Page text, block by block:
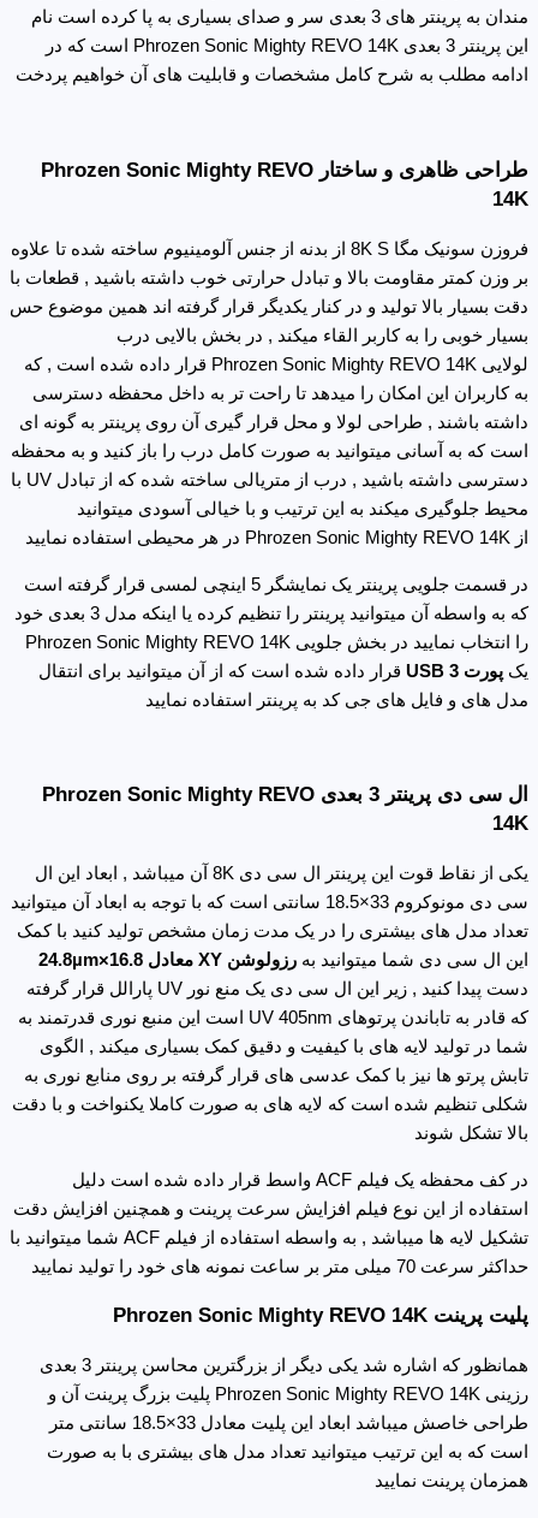
مندان به پرینتر های 3 بعدی سر و صدای بسیاری به پا کرده است نام
این پرینتر 3 بعدی Phrozen Sonic Mighty REVO 14K است که در
ادامه مطلب به شرح کامل مشخصات و قابلیت های آن خواهیم پردخت
طراحی ظاهری و ساختار Phrozen Sonic Mighty REVO
14K
فروزن سونیک مگا 8K S از بدنه از جنس آلومینیوم ساخته شده تا علاوه
بر وزن کمتر مقاومت بالا و تبادل حرارتی خوب داشته باشید , قطعات با
دقت بسیار بالا تولید و در کنار یکدیگر قرار گرفته اند همین موضوع حس
بسیار خوبی را به کاربر القاء میکند , در بخش بالایی درب
لولایی Phrozen Sonic Mighty REVO 14K قرار داده شده است , که
به کاربران این امکان را میدهد تا راحت تر به داخل محفظه دسترسی
داشته باشند , طراحی لولا و محل قرار گیری آن روی پرینتر به گونه ای
است که به آسانی میتوانید به صورت کامل درب را باز کنید و به محفظه
دسترسی داشته باشید , درب از متریالی ساخته شده که از تبادل UV با
محیط جلوگیری میکند به این ترتیب و با خیالی آسودی میتوانید
از Phrozen Sonic Mighty REVO 14K در هر محیطی استفاده نمایید
در قسمت جلویی پرینتر یک نمایشگر 5 اینچی لمسی قرار گرفته است
که به واسطه آن میتوانید پرینتر را تنظیم کرده یا اینکه مدل 3 بعدی خود
را انتخاب نمایید در بخش جلویی Phrozen Sonic Mighty REVO 14K
یک پورت USB 3
قرار داده شده است که از آن میتوانید برای انتقال
مدل های و فایل های جی کد به پرینتر استفاده نمایید
ال سی دی پرینتر 3 بعدی Phrozen Sonic Mighty REVO
14K
یکی از نقاط قوت این پرینتر ال سی دی 8K آن میباشد , ابعاد این ال
سی دی مونوکروم 33×18.5 سانتی است که با توجه به ابعاد آن میتوانید
تعداد مدل های بیشتری را در یک مدت زمان مشخص تولید کنید با کمک
این ال سی دی شما میتوانید به رزولوشن XY معادل 16.8×24.8µm
دست پیدا کنید , زیر این ال سی دی یک منع نور UV پارالل قرار گرفته
که قادر به تاباندن پرتوهای UV 405nm است این منبع نوری قدرتمند به
شما در تولید لایه های با کیفیت و دقیق کمک بسیاری میکند , الگوی
تابش پرتو ها نیز با کمک عدسی های قرار گرفته بر روی منابع نوری به
شکلی تنظیم شده است که لایه های به صورت کاملا یکنواخت و با دقت
بالا تشکل شوند
در کف محفظه یک فیلم ACF واسط قرار داده شده است دلیل
استفاده از این نوع فیلم افزایش سرعت پرینت و همچنین افزایش دقت
تشکیل لایه ها میباشد , به واسطه استفاده از فیلم ACF شما میتوانید با
حداکثر سرعت 70 میلی متر بر ساعت نمونه های خود را تولید نمایید
پلیت پرینت Phrozen Sonic Mighty REVO 14K
همانظور که اشاره شد یکی دیگر از بزرگترین محاسن پرینتر 3 بعدی
رزینی Phrozen Sonic Mighty REVO 14K پلیت بزرگ پرینت آن و
طراحی خاصش میباشد ابعاد این پلیت معادل 33×18.5 سانتی متر
است که به این ترتیب میتوانید تعداد مدل های بیشتری با به صورت
همزمان پرینت نمایید